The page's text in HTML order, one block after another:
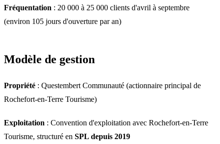
Fréquentation : 20 000 à 25 000 clients d'avril à septembre
(environ 105 jours d'ouverture par an)
Modèle de gestion
Propriété : Questembert Communauté (actionnaire principal de
Rochefort-en-Terre Tourisme)
Exploitation : Convention d'exploitation avec Rochefort-en-Terre
Tourisme, structuré en SPL depuis 2019